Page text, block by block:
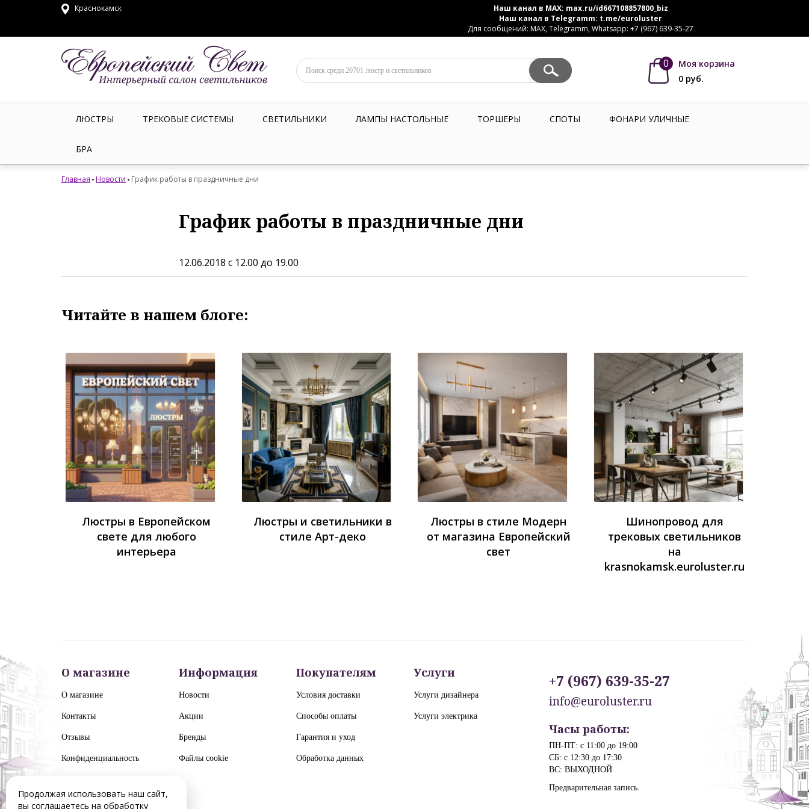
Краснокамск Наш канал в MAX: max.ru/id667108857800_biz
Наш канал в Telegramm: t.me/euroluster
Для сообщений: MAX, Telegramm, Whatsapp: +7 (967) 639-35-27
0
Моя корзина
0 руб.
ЛЮСТРЫ ТРЕКОВЫЕ СИСТЕМЫ СВЕТИЛЬНИКИ ЛАМПЫ НАСТОЛЬНЫЕ ТОРШЕРЫ СПОТЫ ФОНАРИ УЛИЧНЫЕ
БРА
Главная Новости График работы в праздничные дни
График работы в праздничные дни
12.06.2018 с 12.00 до 19.00
Читайте в нашем блоге:
Люстры в Европейском
свете для любого
интерьера
Люстры и светильники в
стиле Арт-деко
Люстры в стиле Модерн
от магазина Европейский
свет
Шинопровод для
трековых светильников
на
krasnokamsk.euroluster.ru
О магазине
О магазине
Контакты
Отзывы
Конфиденциальность
Информация
Новости
Акции
Бренды
Файлы cookie
Покупателям
Условия доставки
Способы оплаты
Гарантия и уход
Обработка данных
Услуги
Услуги дизайнера
Услуги электрика
+7 (967) 639-35-27
info@euroluster.ru
Часы работы:
ПН-ПТ: с 11:00 до 19:00
СБ: с 12:30 до 17:30
ВС: ВЫХОДНОЙ
Предварительная запись.
Продолжая использовать наш сайт,
вы соглашаетесь на обработку